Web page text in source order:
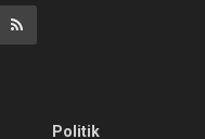
Politik